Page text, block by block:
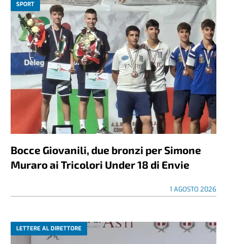
SPORT
Bocce Giovanili, due bronzi per Simone
Muraro ai Tricolori Under 18 di Envie
1 AGOSTO 2026
LETTERE AL DIRETTORE